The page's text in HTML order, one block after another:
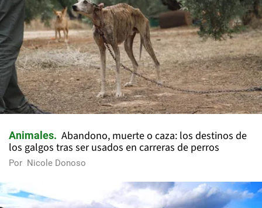
Animales
Abandono, muerte o caza: los destinos de
los galgos tras ser usados en carreras de perros
Por Nicole Donoso